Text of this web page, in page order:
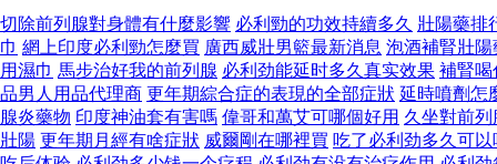
切除前列腺對身體有什麼影響 必利勁的功效持續多久 壯陽藥排
巾 網上印度必利勁怎麼買 廣西威壯男籃最新消息 泡酒補腎壯陽
用濕巾 馬步治好我的前列腺 必利劲能延时多久真实效果 補腎喝
品男人用品代理商 更年期綜合症的表現的全部症狀 延時噴劑怎
腺炎藥物 印度神油套有害嗎 偉哥和萬艾可哪個好用 久坐對前
壯陽 更年期月經有啥症狀 威爾剛在哪裡買 吃了必利劲多久可以